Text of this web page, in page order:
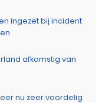
ingezet bij incident
afkomstig van
nu zeer voordelig